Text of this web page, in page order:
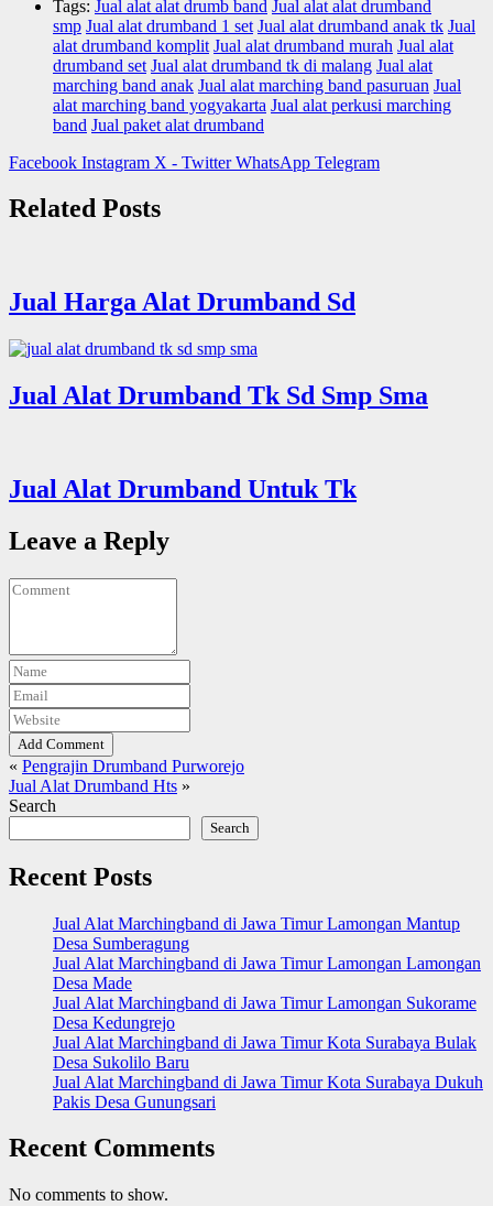
Tags: Jual alat alat drumb band Jual alat alat drumband
smp Jual alat drumband 1 set Jual alat drumband anak tk Jual
alat drumband komplit Jual alat drumband murah Jual alat
drumband set Jual alat drumband tk di malang Jual alat
marching band anak Jual alat marching band pasuruan Jual
alat marching band yogyakarta Jual alat perkusi marching
band Jual paket alat drumband
Facebook Instagram X - Twitter WhatsApp Telegram
Related Posts
Jual Harga Alat Drumband Sd
Jual Alat Drumband Tk Sd Smp Sma
Jual Alat Drumband Untuk Tk
Leave a Reply
Add Comment
« Pengrajin Drumband Purworejo
Jual Alat Drumband Hts »
Search
Search
Recent Posts
Jual Alat Marchingband di Jawa Timur Lamongan Mantup
Desa Sumberagung
Jual Alat Marchingband di Jawa Timur Lamongan Lamongan
Desa Made
Jual Alat Marchingband di Jawa Timur Lamongan Sukorame
Desa Kedungrejo
Jual Alat Marchingband di Jawa Timur Kota Surabaya Bulak
Desa Sukolilo Baru
Jual Alat Marchingband di Jawa Timur Kota Surabaya Dukuh
Pakis Desa Gunungsari
Recent Comments
No comments to show.